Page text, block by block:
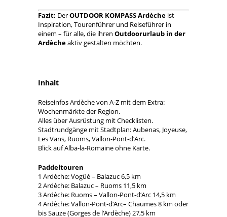
Fazit: DerOUTDOOR KOMPASS Ardèche ist
Inspiration, Tourenführer und Reiseführer in
einem – für alle, die ihren Outdoorurlaub in der
Ardècheaktiv gestalten möchten.
Inhalt
Reiseinfos Ardèche von A-Z mit dem Extra:
Wochenmärkte der Region.
Alles über Ausrüstung mit Checklisten.
Stadtrundgänge mit Stadtplan: Aubenas, Joyeuse,
Les Vans, Ruoms, Vallon-Pont-d‘Arc.
Blick auf Alba-la-Romaine ohne Karte.
Paddeltouren
1 Ardèche: Vogüé – Balazuc 6,5 km
2 Ardèche: Balazuc – Ruoms 11,5 km
3 Ardèche: Ruoms – Vallon-Pont-d‘Arc 14,5 km
4 Ardèche: Vallon-Pont-d‘Arc– Chaumes 8 km oder
bis Sauze (Gorges de l‘Ardèche) 27,5 km